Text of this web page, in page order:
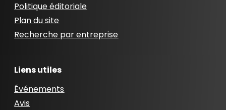
Politique éditoriale
Plan du site
Recherche par entreprise
Liens utiles
Événements
Avis